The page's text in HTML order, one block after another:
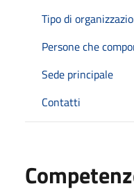
Tipo di
Persone che
Sede principale
Contatti